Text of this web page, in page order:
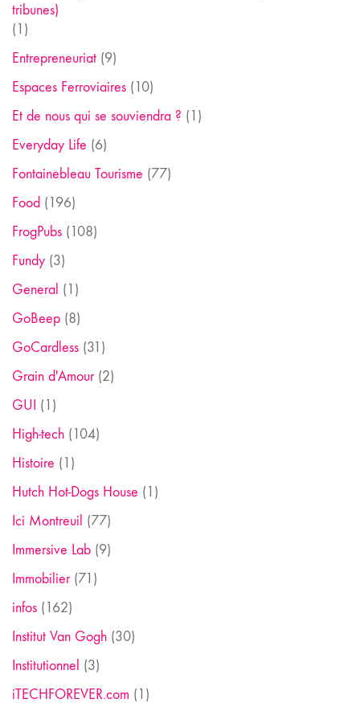
tribunes)
(1)
Entrepreneuriat (9)
Espaces Ferroviaires (10)
Et de nous qui se souviendra ? (1)
Everyday Life (6)
Fontainebleau Tourisme (77)
Food (196)
FrogPubs (108)
Fundy (3)
General (1)
GoBeep (8)
GoCardless (31)
Grain d'Amour(2)
GUI (1)
High-tech (104)
Histoire (1)
Hutch Hot-Dogs House (1)
Ici Montreuil (77)
Immersive Lab (9)
Immobilier(71)
infos (162)
Institut Van Gogh (30)
Institutionnel (3)
iTECHFOREVER.com (1)